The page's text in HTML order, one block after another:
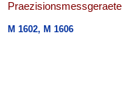
Praezisionsmessgeraete
M 1602, M 1606